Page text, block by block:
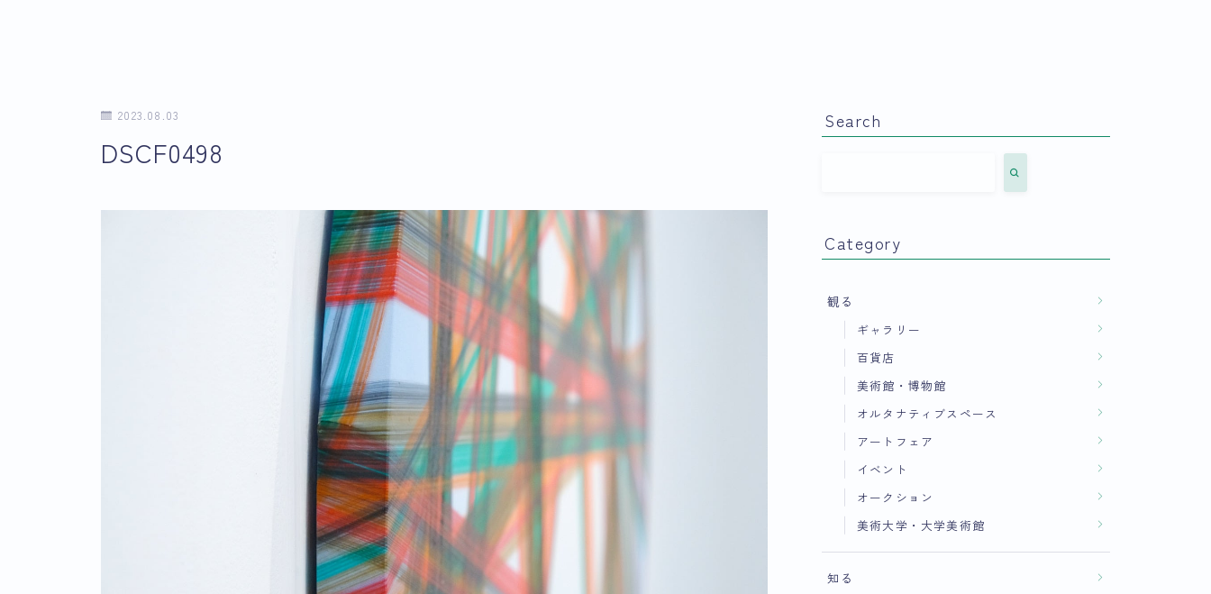
2023.08.03
DSCF0498
Search
Category
観る
ギャラリー
百貨店
美術館・博物館
オルタナティブスペース
アートフェア
イベント
オークション
美術大学・大学美術館
知る